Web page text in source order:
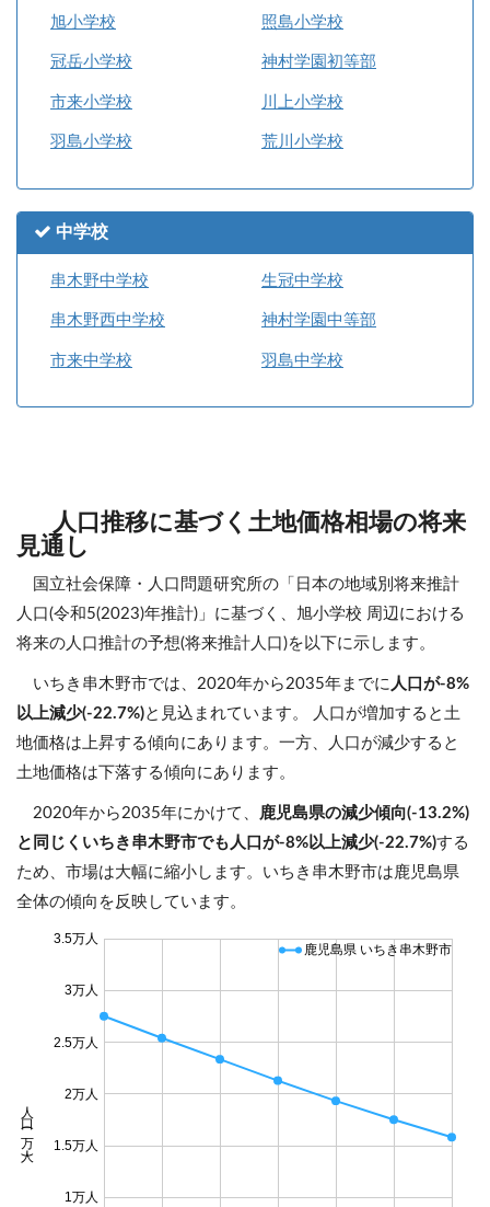
旭小学校 照島小学校
冠岳小学校 神村学園初等部
市来小学校 川上小学校
羽島小学校 荒川小学校
中学校
串木野中学校 生冠中学校
串木野西中学校 神村学園中等部
市来中学校 羽島中学校
人口推移に基づく土地価格相場の将来
見通し
国立社会保障・人口問題研究所の「日本の地域別将来推計
人口(令和5(2023)年推計)」に基づく、旭小学校 周辺における
将来の人口推計の予想(将来推計人口)を以下に示します。
いちき串木野市では、2020年から2035年までに 人口が-8%
以上減少(-22.7%)と見込まれています。 人口が増加すると土
地価格は上昇する傾向にあります。一方、人口が減少すると
土地価格は下落する傾向にあります。
2020年から2035年にかけて、 鹿児島県の減少傾向(-13.2%)
と同じくいちき串木野市でも人口が-8%以上減少(-22.7%)する
ため、市場は大幅に縮小します。いちき串木野市は鹿児島県
全体の傾向を反映しています。
1万人
1.5万人
2万人
2.5万人
3万人
3.5万人
人口 (万人)
鹿児島県 いちき串木野市